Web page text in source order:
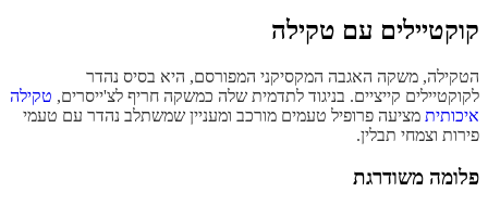
קוקטיילים עם טקילה
הטקילה, משקה האגבה המקסיקני המפורסם, היא בסיס נהדר
לקוקטיילים קייציים. בניגוד לתדמית שלה כמשקה חריף לצ'ייסרים, טקילה
איכותית מציעה פרופיל טעמים מורכב ומעניין שמשתלב נהדר עם טעמי
פירות וצמחי תבלין.
פלומה משודרגת